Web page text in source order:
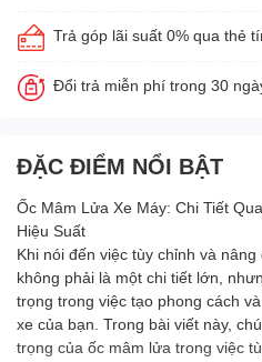
Trả góp lãi suất 0% qua thẻ
Đổi trả miễn phí trong 30
ĐẶC ĐIỂM NỔI BẬT
Ốc Mâm Lửa Xe Máy: Chi Tiết
Hiệu Suất
Khi nói đến việc tùy chỉnh và
không phải là một chi tiết lớn,
trọng trong việc tạo phong cách
xe của bạn. Trong bài viết này,
trọng của ốc mâm lửa trong việc